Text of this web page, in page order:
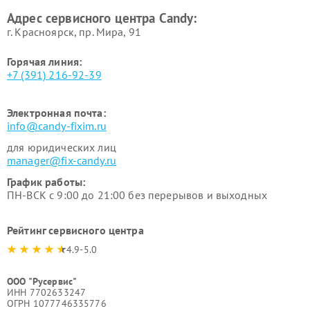
Адрес сервисного центра Candy:
г. Красноярск, ​пр. Мира, 91
Горячая линия:
+7 (391) 216-92-39
Электронная почта:
info@candy-fixim.ru
для юридических лиц
manager@fix-candy.ru
График работы:
ПН-ВСК с 9:00 до 21:00 без перерывов и выходных
Рейтинг сервисного центра
4.9-5.0
ООО "Русервис"
ИНН 7702633247
ОГРН 1077746335776